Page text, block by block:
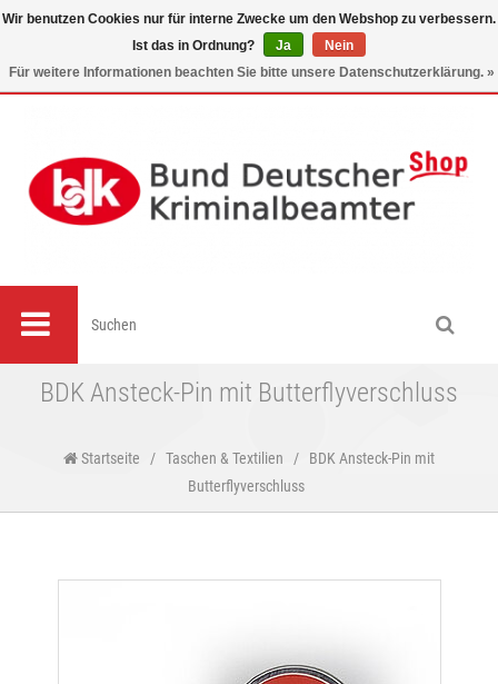
BDK Ansteck-Pin mit Butterflyverschluss
Startseite / Taschen & Textilien /
BDK Ansteck-Pin mit
Butterflyverschluss
Wir benutzen Cookies nur für interne Zwecke um den Webshop zu verbessern.
Ist das in Ordnung?
Ja
Nein
Für weitere Informationen beachten Sie bitte unsere Datenschutzerklärung. »